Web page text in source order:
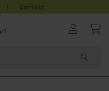
Contact